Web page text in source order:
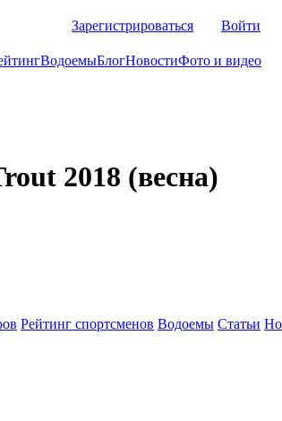
Зарегистрироваться Войти
ВодоемыБлогНовостиФото и видео
2018 (весна)
Рейтинг спортсменов Водоемы Статьи